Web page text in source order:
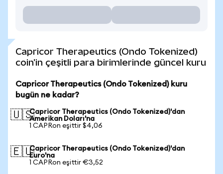
Capricor Therapeutics (Ondo Tokenized)
coin'in çeşitli para birimlerinde güncel kuru
Capricor Therapeutics (Ondo Tokenized) kuru
bugün ne kadar?
🇺🇸Capricor Therapeutics (Ondo Tokenized)'dan
Amerikan Doları'na
1 CAPRon eşittir $4,06
🇪🇺Capricor Therapeutics (Ondo Tokenized)'dan
Euro'na
1 CAPRon eşittir €3,52